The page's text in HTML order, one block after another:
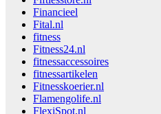
Financieel
Fital.nl
fitness
Fitness24.nl
fitnessaccessoires
fitnessartikelen
Fitnesskoerier.nl
Flamengolife.nl
FlexiSpot.nl